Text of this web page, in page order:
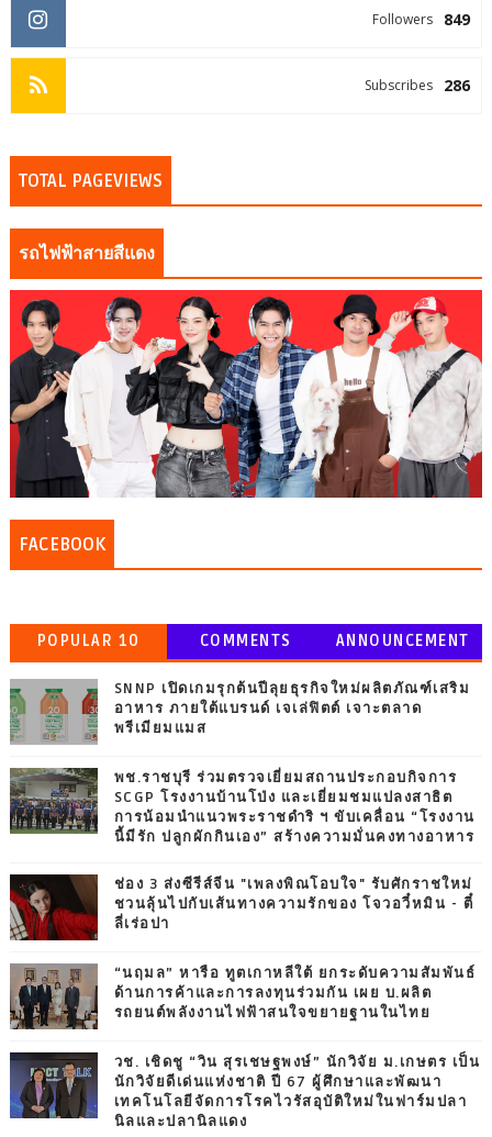
849
Followers
286
Subscribes
TOTAL PAGEVIEWS
รถไฟฟ้าสายสีแดง
FACEBOOK
POPULAR 10 COMMENTS ANNOUNCEMENT
SNNP เปิดเกมรุกต้นปีลุยธุรกิจใหม่ผลิตภัณฑ์เสริม
อาหาร ภายใต้แบรนด์ เจเล่ฟิตต์ เจาะตลาด
พรีเมียมแมส
พช.ราชบุรี ร่วมตรวจเยี่ยมสถานประกอบกิจการ
SCGP โรงงานบ้านโป่ง และเยี่ยมชมแปลงสาธิต
การน้อมนำแนวพระราชดำริ ฯ ขับเคลื่อน “โรงงาน
นี้มีรัก ปลูกผักกินเอง” สร้างความมั่นคงทางอาหาร
ช่อง 3 ส่งซีรีส์จีน "เพลงพิณโอบใจ" รับศักราชใหม่
ชวนลุ้นไปกับเส้นทางความรักของ โจวอวี๋หมิน - ตี๋
ลี่เร่อปา
“นฤมล” หารือ ทูตเกาหลีใต้ ยกระดับความสัมพันธ์
ด้านการค้าและการลงทุนร่วมกัน เผย บ.ผลิต
รถยนต์พลังงานไฟฟ้าสนใจขยายฐานในไทย
วช. เชิดชู “วิน สุรเชษฐพงษ์” นักวิจัย ม.เกษตร เป็น
นักวิจัยดีเด่นแห่งชาติ ปี 67 ผู้ศึกษาและพัฒนา
เทคโนโลยีจัดการโรคไวรัสอุบัติใหม่ในฟาร์มปลา
นิลและปลานิลแดง